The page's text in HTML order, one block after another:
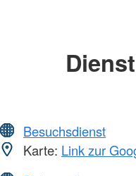
Besuchsdienst
Karte: Link zur